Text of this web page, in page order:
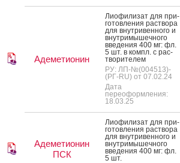
Адеметионин
Ли­офи­лизат для при­
готов­ле­ния рас­тво­ра
для внут­ри­вен­но­го и
внут­ри­мышеч­но­го
вве­дения 400 мг: фл.
5 шт. в компл. с рас­
тво­рите­лем
РУ: ЛП-№(004513)-
(РГ-RU) от 07.02.24
Дата
переоформления:
18.03.25
Адеметионин
ПСК
Ли­офи­лизат для при­
готов­ле­ния рас­тво­ра
для внут­ри­вен­но­го и
внут­ри­мышеч­но­го
вве­дения 400 мг: фл.
5 шт.